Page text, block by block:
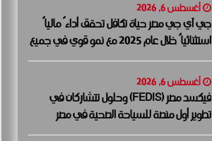
أغسطس 6, 2026
جي آي جي مصر حياة تكافل تحقق أداءً مالياً
استثنائياً خلال عام 2025 مع نمو قوي في جميع
المؤشرات المالية الرئيسية
أغسطس 6, 2026
فيكسد مصر (FEDIS) وحلول تتشاركان في
تطوير أول منصة للسياحة الصحية في مصر
والشرق الأوسط وأفريقيا..